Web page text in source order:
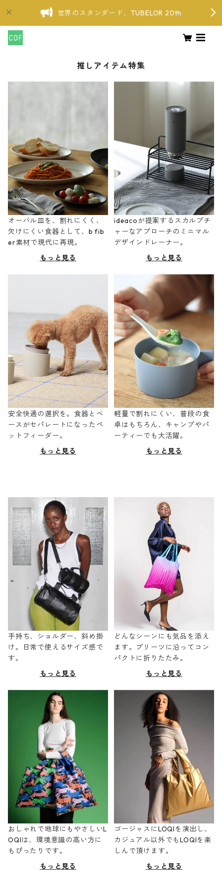
世界のスタンダード、TUBELOR 20th
推しアイテム特集
オーバル皿を、割れにくく、
欠けにくい食器として、b fib
er素材で現代に再現。
もっと見る
ideacoが提案するスカルプチ
ャーなアプローチのミニマル
デザインドレーナー。
もっと見る
安全快適の選択を。食器とベ
ースがセパレートになったペ
ットフィーダー。
もっと見る
軽量で割れにくい、普段の食
卓はもちろん、キャンプやパ
ーティーでも大活躍。
もっと見る
手持ち、ショルダー、斜め掛
け。日常で使えるサイズ感で
す。
もっと見る
どんなシーンにも気品を添え
ます。プリーツに沿ってコン
パクトに折りたたみ。
もっと見る
おしゃれで地球にもやさしいL
OQIは、環境意識の高い方に
もぴったりです。
もっと見る
ゴージャスにLOQIを演出し、
カジュアル以外でもLOQIを楽
しんで頂けます。
もっと見る